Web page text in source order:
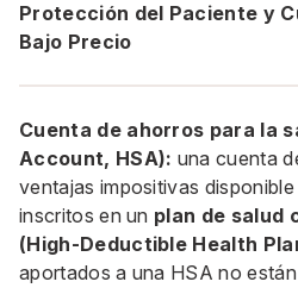
Protección del Paciente y
Bajo Precio
Cuenta de ahorros para la
Account, HSA): una cuenta
ventajas impositivas
inscritos en un plan de salud
(High-Deductible Health
aportados a una HSA no